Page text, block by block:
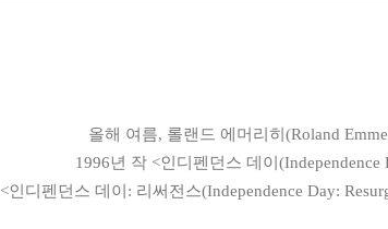
올해 여름, 롤랜드 에머리히(Roland
1996년 작 <인디펜던스 데이(Independence
<인디펜던스 데이: 리써전스(Independence Day: